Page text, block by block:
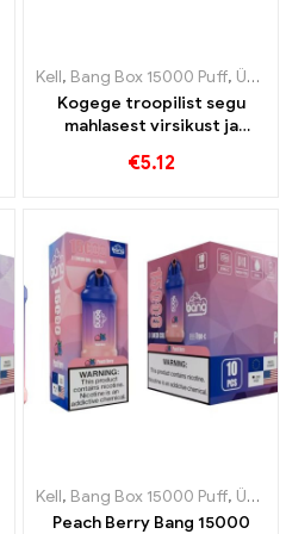
,
Kell, Bang Box 15000 Puff, Ühekordsed e-sigaretid Rootsi
Kogege troopilist segu
mahlasest virsikust ja
ühekordse e-sigareti
€5.12
,
Kell, Bang Box 15000 Puff, Ühekordsed e-sigaretid Rootsi
Peach Berry Bang 15000